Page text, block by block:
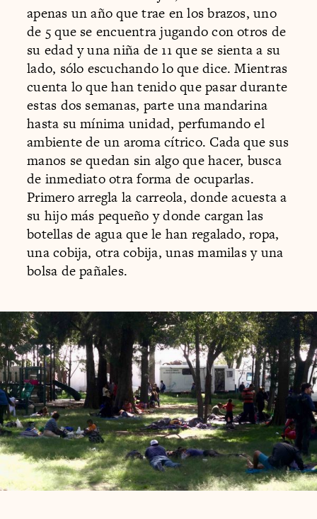
apenas un año que trae en los brazos, uno
de 5 que se encuentra jugando con otros de
su edad y una niña de 11 que se sienta a su
lado, sólo escuchando lo que dice. Mientras
cuenta lo que han tenido que pasar durante
estas dos semanas, parte una mandarina
hasta su mínima unidad, perfumando el
ambiente de un aroma cítrico. Cada que sus
manos se quedan sin algo que hacer, busca
de inmediato otra forma de ocuparlas.
Primero arregla la carreola, donde acuesta a
su hijo más pequeño y donde cargan las
botellas de agua que le han regalado, ropa,
una cobija, otra cobija, unas mamilas y una
bolsa de pañales.